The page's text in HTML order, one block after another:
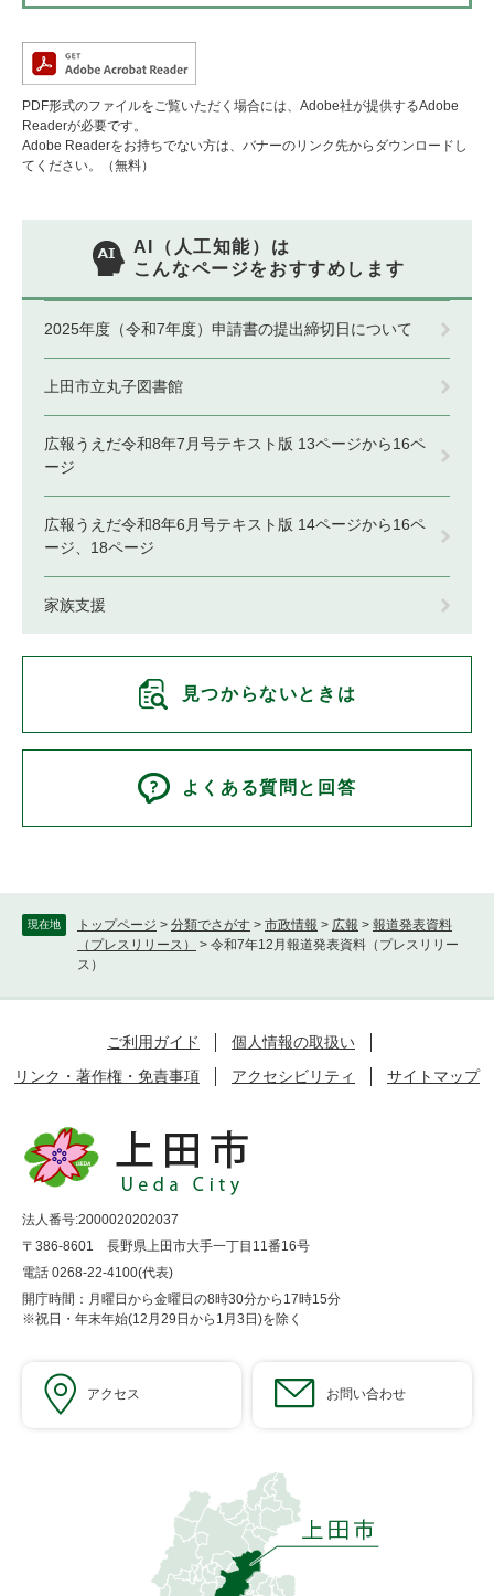
現在地 トップページ > 分類でさがす > 市政情報 > 広報 > 報道発表資料
（プレスリリース）
> 令和7年12月報道発表資料（プレスリリー
ス）
PDF形式のファイルをご覧いただく場合には、Adobe社が提供するAdobe
Readerが必要です。
Adobe Readerをお持ちでない方は、バナーのリンク先からダウンロードし
てください。（無料）
AI（人工知能）は
こんなページをおすすめします
2025年度（令和7年度）申請書の提出締切日について
上田市立丸子図書館
広報うえだ令和8年7月号テキスト版 13ページから16ペ
ージ
広報うえだ令和8年6月号テキスト版 14ページから16ペ
ージ、18ページ
家族支援
見つからないときは
よくある質問と回答
ご利用ガイド
個人情報の取扱い
リンク・著作権・免責事項
アクセシビリティ サイトマップ
法人番号:2000020202037
〒386-8601 長野県上田市大手一丁目11番16号
電話 0268-22-4100(代表)
開庁時間：月曜日から金曜日の8時30分から17時15分
※祝日・年末年始(12月29日から1月3日)を除く
アクセス お問い合わせ